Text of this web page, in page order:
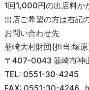
1回1,000円の出店料か
出店ご希望の方は右記
お問い合わせ先
韮崎大村財団(担当:塚
〒407-0043 韮崎市神
TEL: 0551-30-4245
FAX: 0551-30-4246